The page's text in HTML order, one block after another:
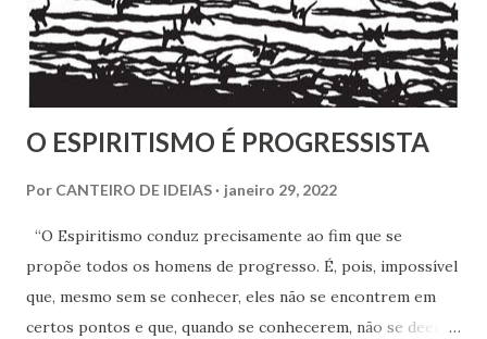
Espírita.
O ESPIRITISMO É PROGRESSISTA
Por CANTEIRO DE IDEIAS janeiro 29, 2022
“O Espiritismo conduz precisamente ao fim que se
propõe todos os homens de progresso. É, pois, impossível
que, mesmo sem se conhecer, eles não se encontrem em
certos pontos e que, quando se conhecerem, não se deem -